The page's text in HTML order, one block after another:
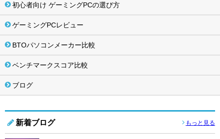
初心者向け ゲーミングPCの選び方
ゲーミングPCレビュー
BTOパソコンメーカー比較
ベンチマークスコア比較
ブログ
新着ブログ もっと見る